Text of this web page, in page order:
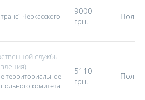
и работать на благо людей, тогда
именно для вас.
Черкасского
9000
грн.
службы
территориальное
комитета
5110
грн.